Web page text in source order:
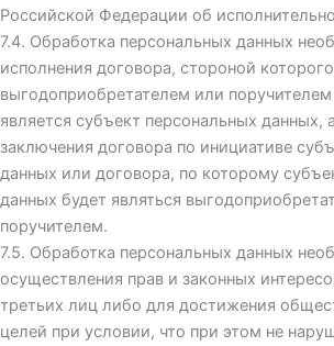
Российской Федерации об
7.4. Обработка персональных данных
исполнения договора, стороной
выгодоприобретателем или
является субъект персональных данных,
заключения договора по инициативе
данных или договора, по которому
данных будет являться
поручителем.
7.5. Обработка персональных данных
осуществления прав и законных
третьих лиц либо для достижения
целей при условии, что при этом не